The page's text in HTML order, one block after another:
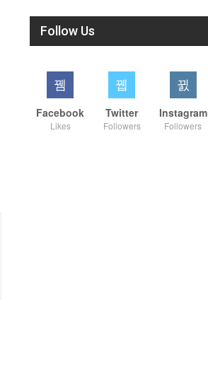
Follow Us
Facebook
Likes
Twitter
Followers
Instagram
Followers